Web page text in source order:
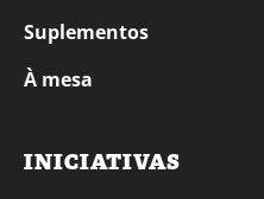
Suplementos
À mesa
INICIATIVAS